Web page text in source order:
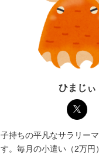
ひまじぃ
子持ちの平凡なサラリー
す。毎月の小遣い（2万円